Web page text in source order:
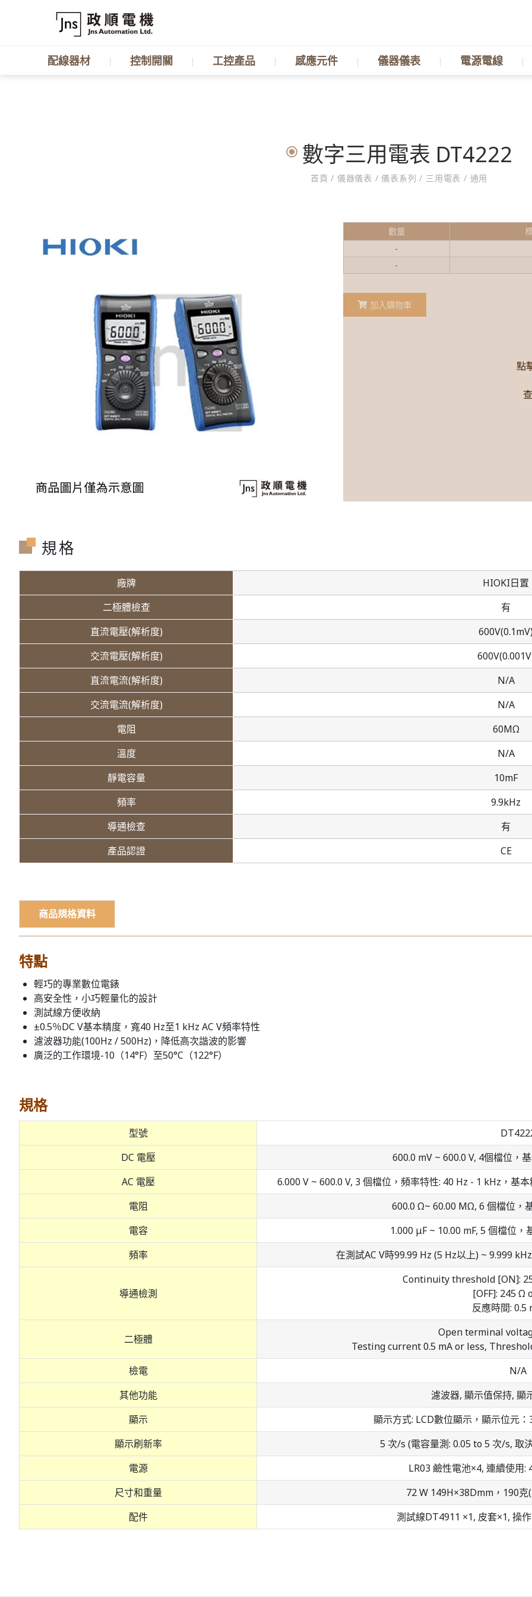
配線器材 控制開關 工控產品 感應元件 儀器儀表 電源電線
數字三用電表 DT4222
首頁/ 儀器儀表 / 儀表系列/ 三用電表/ 通用
點
數量
-
-
加入購物車
規格
廠牌
HIOKI日置
二極體檢查
有
直流電壓(解析度)
交流電壓(解析度)
直流電流(解析度)
N/A
交流電流(解析度)
N/A
電阻
60MΩ
溫度
N/A
靜電容量
10mF
頻率
9.9kHz
導通檢查
有
產品認證
CE
商品規格資料
特點
輕巧的專業數位電錶
高安全性，小巧輕量化的設計
測試線方便收納
±0.5％DC V基本精度，寬40 Hz至1 kHz AC V頻率特性
濾波器功能(100Hz / 500Hz)，降低高次諧波的影響
廣泛的工作環境-10（14°F）至50°C（122°F）
規格
型號
DC 電壓
600.0 mV ~ 600.0 V, 4個檔位，
AC 電壓
6.000 V ~ 600.0 V, 3 個檔位，頻率特性: 40 Hz - 1 kHz，基
電阻
600.0 Ω~ 60.00 MΩ, 6 個檔位，
電容
1.000 μF ~ 10.00 mF, 5 個檔位
頻率
在測試AC V時99.99 Hz (5 Hz以上) ~ 9.999
導通檢測
Continuity threshold [ON]:
[OFF]: 245 Ω
反應時間: 0.5
二極體
Open terminal
Testing current 0.5 mA or less,
檢電
N/A
其他功能
濾波器, 顯示值保持, 顯
顯示
顯示方式: LCD數位顯示，顯示位元
顯示刷新率
5 次/s (電容量測: 0.05 to 5 次/s, 取
電源
LR03 鹼性電池×4, 連續使用
尺寸和重量
72 W 149H×38Dmm，190
配件
測試線DT4911 ×1, 皮套×1, 操